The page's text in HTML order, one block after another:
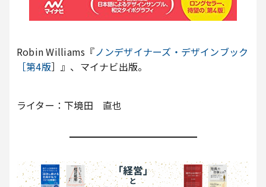
Robin Williams『ノンデザイナーズ・デザインブック
［第4版］』、マイナビ出版。
ライター：下境田 直也